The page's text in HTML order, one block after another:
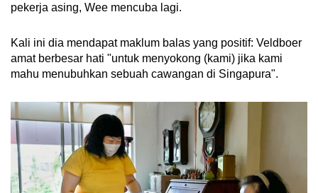
pekerja asing, Wee mencuba lagi.
Kali ini dia mendapat maklum balas yang positif: Veldboer
amat berbesar hati "untuk menyokong (kami) jika kami
mahu menubuhkan sebuah cawangan di Singapura".